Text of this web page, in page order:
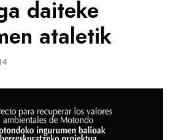
daiteke
ataletik